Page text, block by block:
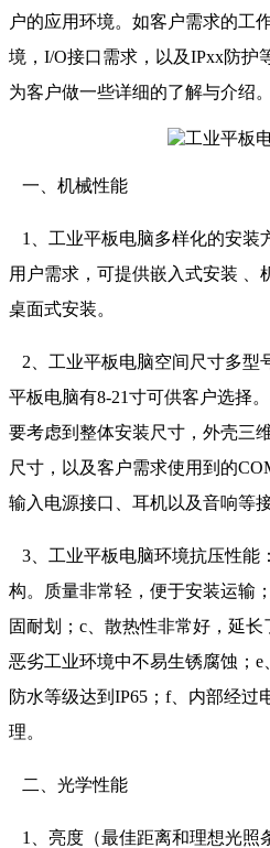
户的应用环境。如客户需求的工
境，I/O接口需求，以及IPxx防护
为客户做一些详细的了解与介绍。
一、机械性能
1、工业平板电脑多样化的安装
用户需求，可提供嵌入式安装 、
桌面式安装。
2、工业平板电脑空间尺寸多型
平板电脑有8-21寸可供客户选择
要考虑到整体安装尺寸，外壳三
尺寸，以及客户需求使用到的
输入电源接口、耳机以及音响等
3、工业平板电脑环境抗压性能
构。质量非常轻，便于安装运输
固耐划；c、散热性非常好，延
恶劣工业环境中不易生锈腐蚀；
防水等级达到IP65；f、内部经过
理。
二、光学性能
1、亮度（最佳距离和理想光照